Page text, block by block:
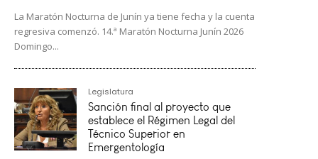
La Maratón Nocturna de Junín ya tiene fecha y la cuenta
regresiva comenzó. 14.ª Maratón Nocturna Junín 2026
Domingo...
Legislatura
Sanción final al proyecto que
establece el Régimen Legal del
Técnico Superior en
Emergentología